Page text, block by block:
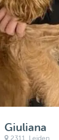
Giuliana
2311, Leiden